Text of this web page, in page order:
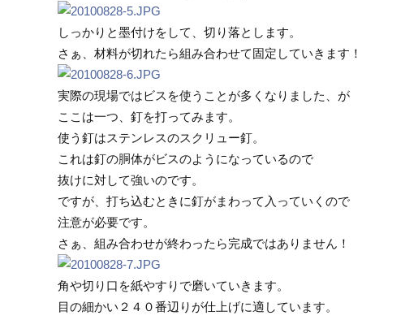
しっかりと墨付けをして、切り落とします。
さぁ、材料が切れたら組み合わせて固定していきます！
実際の現場ではビスを使うことが多くなりました、が
ここは一つ、釘を打ってみます。
使う釘はステンレスのスクリュー釘。
これは釘の胴体がビスのようになっているので
抜けに対して強いのです。
ですが、打ち込むときに釘がまわって入っていくので
注意が必要です。
さぁ、組み合わせが終わったら完成ではありません！
角や切り口を紙やすりで磨いていきます。
目の細かい２４０番辺りが仕上げに適しています。